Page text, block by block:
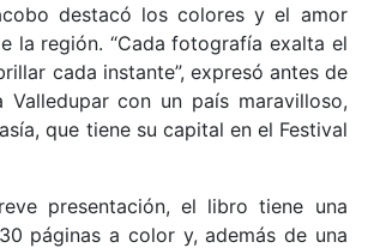
destacó los colores y el amor
la región. “Cada fotografía exalta el
cada instante”, expresó antes de
Valledupar con un país maravilloso,
que tiene su capital en el Festival
presentación, el libro tiene una
páginas a color y, además de una